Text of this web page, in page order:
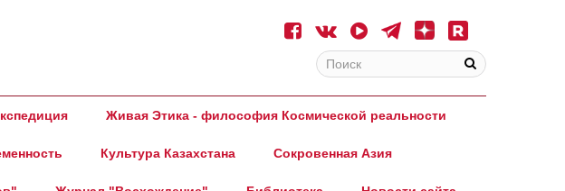
Живая Этика - философия Космической реальности
Культура Казахстана Сокровенная Азия